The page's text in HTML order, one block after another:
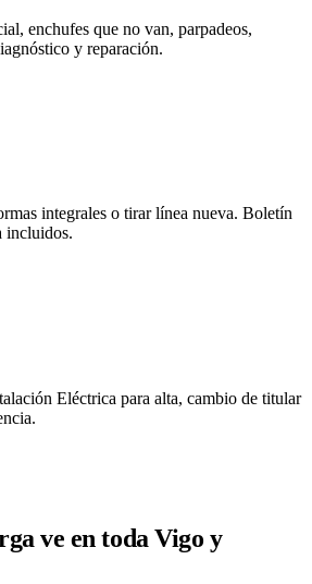
enchufes que no van, parpadeos,
y reparación.
integrales o tirar línea nueva. Boletín
incluidos.
Eléctrica para alta, cambio de titular
ve en todaVigo y